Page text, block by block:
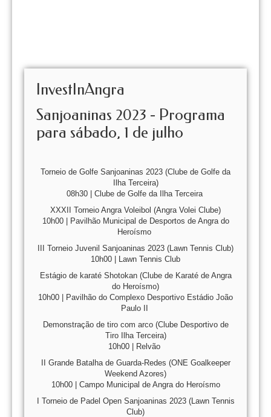
InvestInAngra
Sanjoaninas 2023 - Programa
para sábado, 1 de julho
Torneio de Golfe Sanjoaninas 2023 (Clube de Golfe da
Ilha Terceira)
08h30 | Clube de Golfe da Ilha Terceira
XXXII Torneio Angra Voleibol (Angra Volei Clube)
10h00 | Pavilhão Municipal de Desportos de Angra do
Heroísmo
III Torneio Juvenil Sanjoaninas 2023 (Lawn Tennis Club)
10h00 | Lawn Tennis Club
Estágio de karaté Shotokan (Clube de Karaté de Angra
do Heroísmo)
10h00 | Pavilhão do Complexo Desportivo Estádio João
Paulo II
Demonstração de tiro com arco (Clube Desportivo de
Tiro Ilha Terceira)
10h00 | Relvão
II Grande Batalha de Guarda-Redes (ONE Goalkeeper
Weekend Azores)
10h00 | Campo Municipal de Angra do Heroísmo
I Torneio de Padel Open Sanjoaninas 2023 (Lawn Tennis
Club)